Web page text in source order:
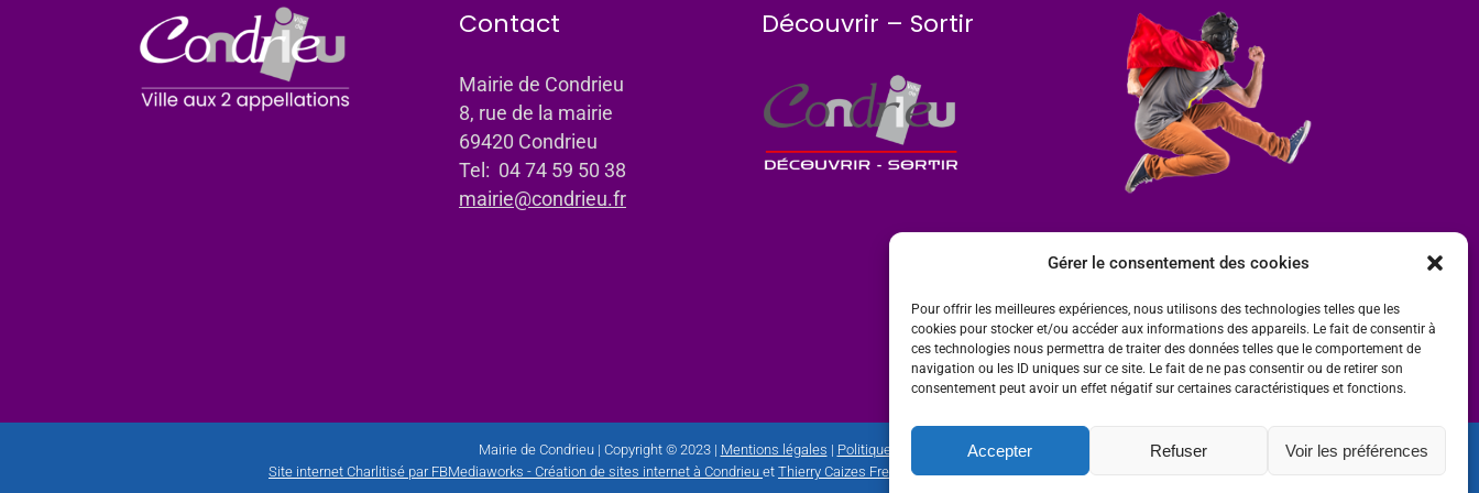
Gérer le consentement des cookies
Pour offrir les meilleures expériences, nous utilisons des technologies telles que les
cookies pour stocker et/ou accéder aux informations des appareils. Le fait de consentir à
ces technologies nous permettra de traiter des données telles que le comportement de
navigation ou les ID uniques sur ce site. Le fait de ne pas consentir ou de retirer son
consentement peut avoir un effet négatif sur certaines caractéristiques et fonctions.
Accepter Refuser Voir les préférences
Contact
Mairie de Condrieu
8, rue de la mairie
69420 Condrieu
Tel: 04 74 59 50 38
mairie@condrieu.fr
Découvrir – Sortir
Mairie de Condrieu | Copyright © 2023 | Mentions légales | Politique de confidentialité
Site internet Charlitisé par FBMediaworks - Création de sites internet à Condrieu et Thierry Caizes Freelance| Photos parOmbre et Matière - Photographe